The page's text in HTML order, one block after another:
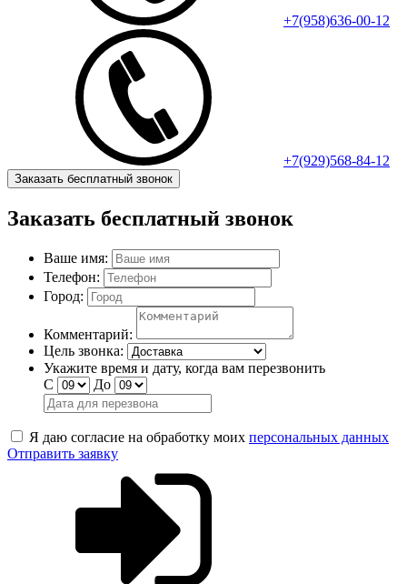
+7(958)636-00-12
+7(929)568-84-12
Заказать бесплатный звонок
Заказать бесплатный звонок
Ваше имя:
Телефон:
Город:
Комментарий:
Цель звонка:
Укажите время и дату, когда вам перезвонить
С
До
Я даю согласие на обработку моих персональных данных
Отправить заявку